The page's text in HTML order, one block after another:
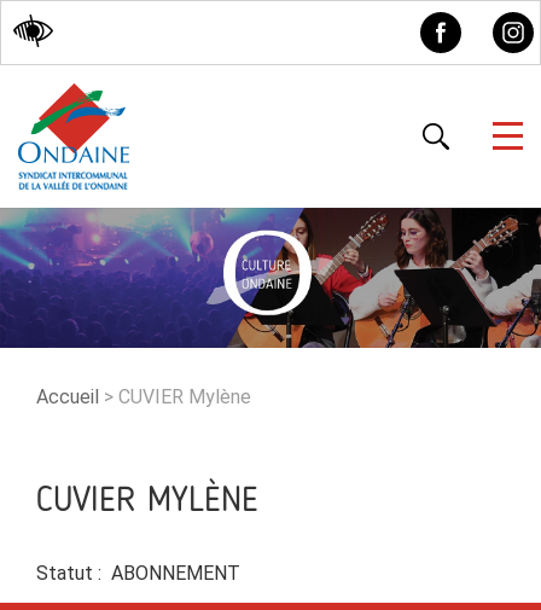
Accessibilité
Accueil > CUVIER Mylène
CUVIER MYLÈNE
Statut : ABONNEMENT